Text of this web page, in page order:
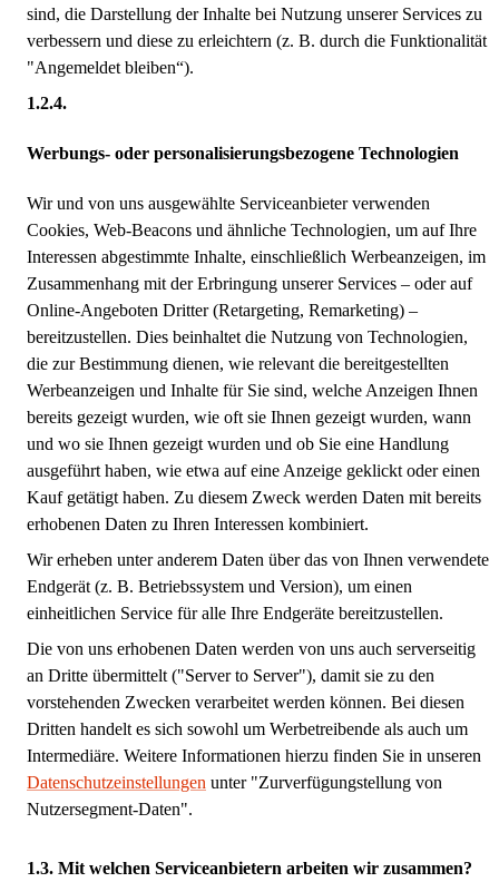
sind, die Darstellung der Inhalte bei Nutzung unserer Services zu
verbessern und diese zu erleichtern (z. B. durch die Funktionalität
"Angemeldet bleiben“).
Werbungs- oder personalisierungsbezogene Technologien
Wir und von uns ausgewählte Serviceanbieter verwenden
Cookies, Web-Beacons und ähnliche Technologien, um auf Ihre
Interessen abgestimmte Inhalte, einschließlich Werbeanzeigen, im
Zusammenhang mit der Erbringung unserer Services – oder auf
Online-Angeboten Dritter (Retargeting, Remarketing) –
bereitzustellen. Dies beinhaltet die Nutzung von Technologien,
die zur Bestimmung dienen, wie relevant die bereitgestellten
Werbeanzeigen und Inhalte für Sie sind, welche Anzeigen Ihnen
bereits gezeigt wurden, wie oft sie Ihnen gezeigt wurden, wann
und wo sie Ihnen gezeigt wurden und ob Sie eine Handlung
ausgeführt haben, wie etwa auf eine Anzeige geklickt oder einen
Kauf getätigt haben. Zu diesem Zweck werden Daten mit bereits
erhobenen Daten zu Ihren Interessen kombiniert.
Wir erheben unter anderem Daten über das von Ihnen verwendete
Endgerät (z. B. Betriebssystem und Version), um einen
einheitlichen Service für alle Ihre Endgeräte bereitzustellen.
Die von uns erhobenen Daten werden von uns auch serverseitig
an Dritte übermittelt ("Server to Server"), damit sie zu den
vorstehenden Zwecken verarbeitet werden können. Bei diesen
Dritten handelt es sich sowohl um Werbetreibende als auch um
Intermediäre. Weitere Informationen hierzu finden Sie in unseren
Datenschutzeinstellungen unter "Zurverfügungstellung von
Nutzersegment-Daten".
Mit welchen Serviceanbietern arbeiten wir zusammen?